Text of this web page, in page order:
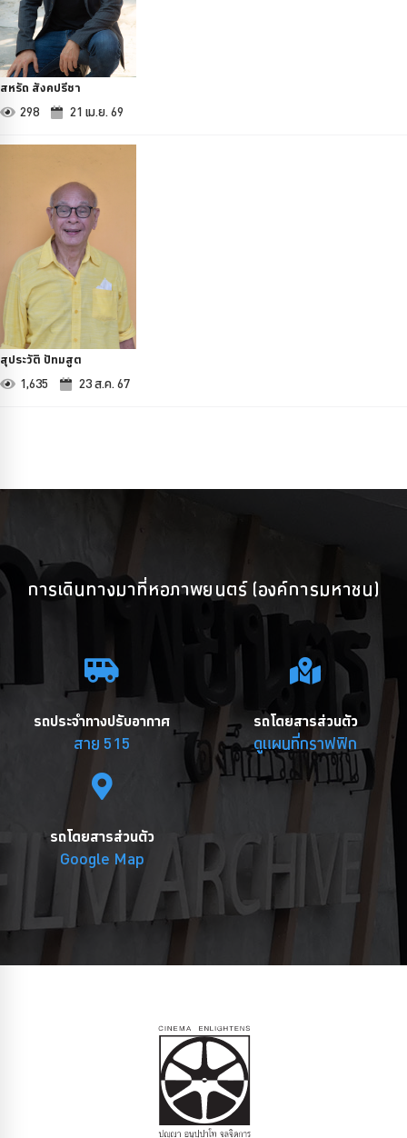
สหรัถ สังคปรีชา
298 21 เม.ย. 69
สุประวัติ ปัทมสูต
1,635 23 ส.ค. 67
การเดินทางมาที่หอภาพยนตร์ (องค์การมหาชน)
รถประจำทางปรับอากาศ
สาย 515
รถโดยสารส่วนตัว
ดูแผนที่กราฟฟิก
รถโดยสารส่วนตัว
Google Map